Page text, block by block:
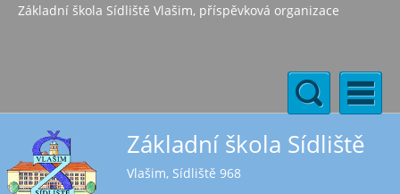
Základní škola Sídliště Vlašim, příspěvková organizace
Základní škola Sídliště
Vlašim, Sídliště 968